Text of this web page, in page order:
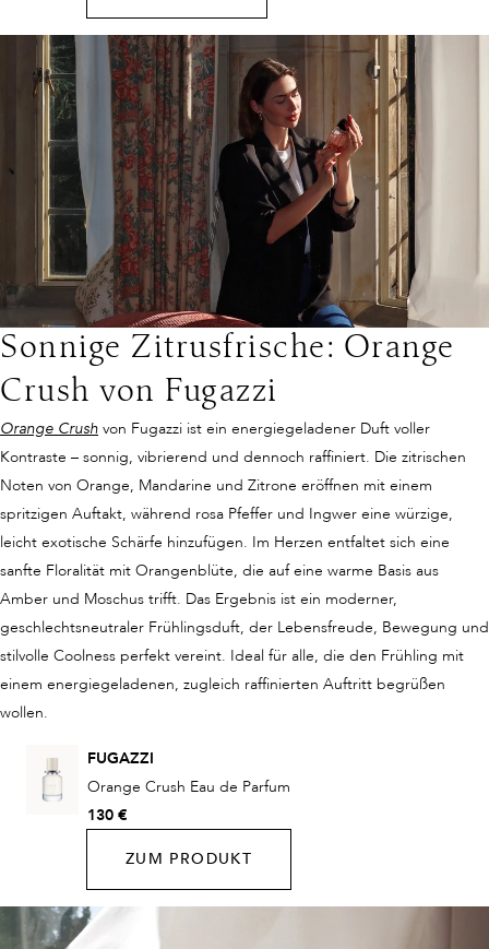
Sonnige Zitrusfrische: Orange
Crush von Fugazzi
Orange Crush von Fugazzi ist ein energiegeladener Duft voller
Kontraste – sonnig, vibrierend und dennoch raffiniert. Die zitrischen
Noten von Orange, Mandarine und Zitrone eröffnen mit einem
spritzigen Auftakt, während rosa Pfeffer und Ingwer eine würzige,
leicht exotische Schärfe hinzufügen. Im Herzen entfaltet sich eine
sanfte Floralität mit Orangenblüte, die auf eine warme Basis aus
Amber und Moschus trifft. Das Ergebnis ist ein moderner,
geschlechtsneutraler Frühlingsduft, der Lebensfreude, Bewegung und
stilvolle Coolness perfekt vereint. Ideal für alle, die den Frühling mit
einem energiegeladenen, zugleich raffinierten Auftritt begrüßen
wollen.
FUGAZZI
Orange Crush Eau de Parfum
130 €
ZUM PRODUKT